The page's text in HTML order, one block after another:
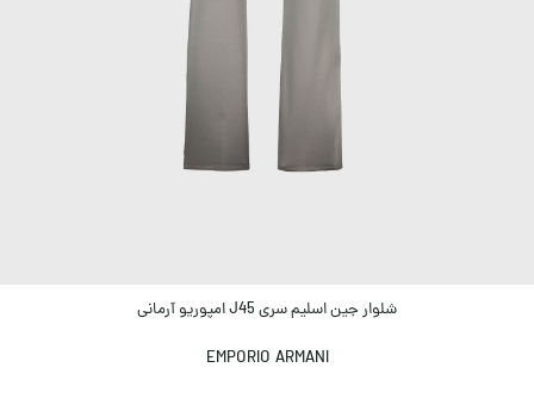
شلوار جین اسلیم سری J45 امپوریو آرمانی
EMPORIO ARMANI